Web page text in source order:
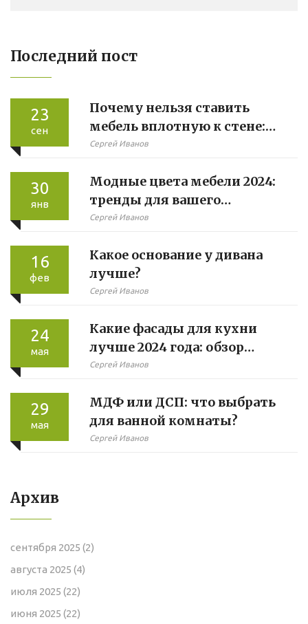
Последний пост
23
сен
Почему нельзя ставить
мебель вплотную к стене:
проблемы и решения
Сергей Иванов
30
янв
Модные цвета мебели 2024:
тренды для вашего
интерьера
Сергей Иванов
16
фев
Какое основание у дивана
лучше?
Сергей Иванов
24
мая
Какие фасады для кухни
лучше 2024 года: обзор
трендов и практики
Сергей Иванов
29
мая
МДФ или ДСП: что выбрать
для ванной комнаты?
Сергей Иванов
Архив
сентября 2025 (2)
августа 2025 (4)
июля 2025 (22)
июня 2025 (22)